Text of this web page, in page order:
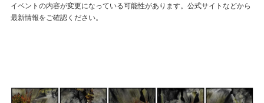
イベントの内容が変更になっている可能性があります。公式サイトなどから
最新情報をご確認ください。